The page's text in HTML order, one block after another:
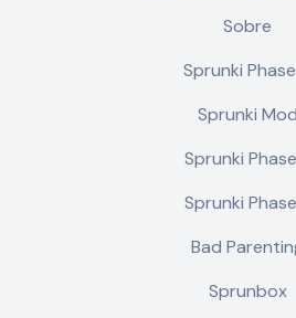
Sobre
Sprunki
Sprunki Mod
Sprunki
Sprunki
Bad
Sprunbox